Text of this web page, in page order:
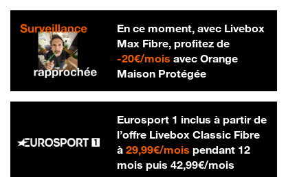
En ce moment, avec Livebox
Max Fibre, profitez de
-20€/mois20 € par mois
avec Orange
Maison Protégée
Eurosport 1 inclus à partir de
l’offre Livebox Classic Fibre
à 29,99€/mois29,99 € par mois
pendant 12
mois puis 42,99€/mois42,99 € par